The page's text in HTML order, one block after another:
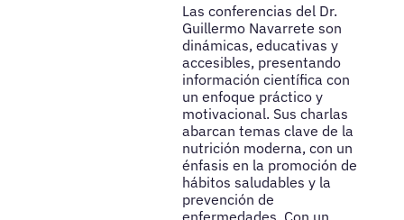
Las conferencias del Dr.
Guillermo Navarrete son
dinámicas, educativas y
accesibles, presentando
información científica con
un enfoque práctico y
motivacional. Sus charlas
abarcan temas clave de la
nutrición moderna, con un
énfasis en la promoción de
hábitos saludables y la
prevención de
enfermedades. Con un